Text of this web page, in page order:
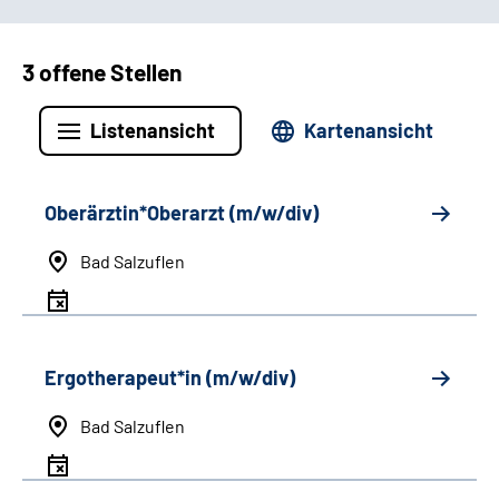
3 offene Stellen
Listenansicht Kartenansicht
Oberärztin*Oberarzt (m/w/div)
Bad Salzuflen
Ergotherapeut*in (m/w/div)
Bad Salzuflen